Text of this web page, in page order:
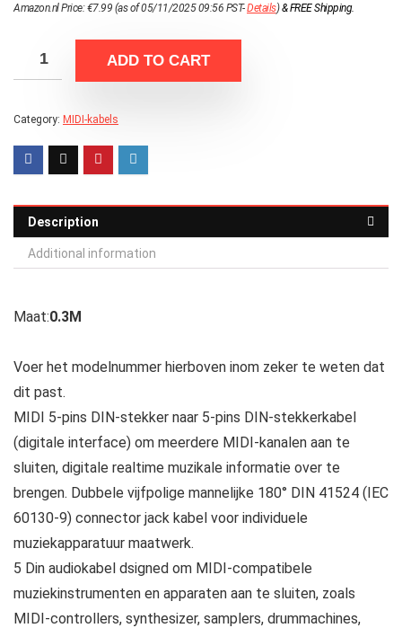
Amazon.nl Price:€7.99 (as of 05/11/2025 09:56 PST-Details)&FREE Shipping.
ADD TO CART
Category: MIDI-kabels
Description
Additional information
Maat:0.3M
Voer het modelnummer hierboven inom zeker te weten dat
dit past.
MIDI 5-pins DIN-stekker naar 5-pins DIN-stekkerkabel
(digitale interface) om meerdere MIDI-kanalen aan te
sluiten, digitale realtime muzikale informatie over te
brengen. Dubbele vijfpolige mannelijke 180° DIN 41524 (IEC
60130-9) connector jack kabel voor individuele
muziekapparatuur maatwerk.
5 Din audiokabel dsigned om MIDI-compatibele
muziekinstrumenten en apparaten aan te sluiten, zoals
MIDI-controllers, synthesizer, samplers, drummachines,